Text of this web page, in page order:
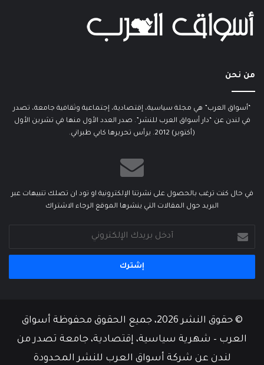
من نحن
“أسواق العرب” هي مجلة سياسية، إقتصادية، إجتماعية وثقافية جامعة، تصدر
في لندن عن “دار أسواق العرب للنشر”. صدر العدد الأول منها في تشرين الأول
(أكتوبر) 2012. يرأس تحريرها كابي طبراني.
في حال كنت ترغب بالحصول على نشرتنا الإلكترونية او تود ان تصلك تنبيهات عبر
البريد حول المقالات التي ينشرها الموقع الرجاء الاشتراك
بريدك
الإلكتروني
© حقوق النشر 2026، جميع الحقوق محفوظة أسواق
العرب – شهرية سياسية، إقتصادية، جامعة تصدر من
لندن عن شركة أسواق العرب للنشر المحدودة